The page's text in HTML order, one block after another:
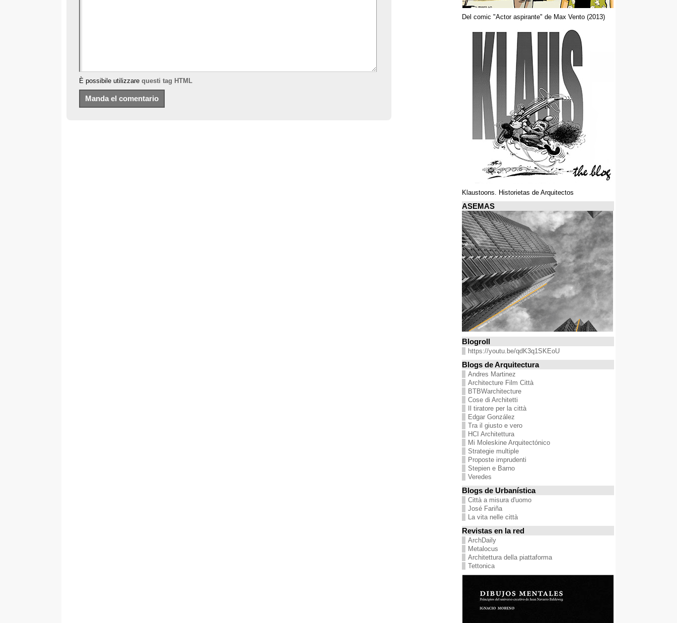
È possibile utilizzare questi tag HTML
Del comic "Actor aspirante" de Max Vento (2013)
Klaustoons. Historietas de Arquitectos
ASEMAS
Blogroll
https://youtu.be/qdK3q1SKEoU
Blogs de Arquitectura
Andres Martinez
Architecture Film Città
BTBWarchitecture
Cose di Architetti
Il tiratore per la città
Edgar González
Tra il giusto e vero
HCI Architettura
Mi Moleskine Arquitectónico
Strategie multiple
Proposte imprudenti
Stepien e Barno
Veredes
Blogs de Urbanística
Città a misura d'uomo
José Fariña
La vita nelle città
Revistas en la red
ArchDaily
Metalocus
Architettura della piattaforma
Tettonica